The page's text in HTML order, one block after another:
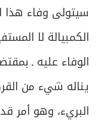
سيتولى وفاء
الكمبيالة لا
الوفاء عليه ـ
يناله شيء من
البريء، وهو أمر